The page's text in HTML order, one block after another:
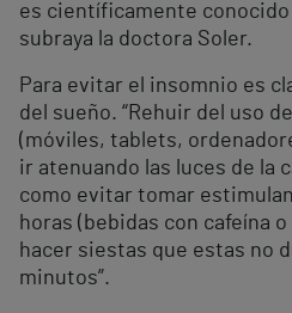
es científicamente conocido
subraya la doctora Soler.
Para evitar el insomnio es
del sueño. “Rehuir del uso
(móviles, tablets,
ir atenuando las luces de la
como evitar tomar
horas (bebidas con cafeína
hacer siestas que estas no
minutos”.